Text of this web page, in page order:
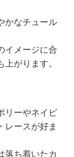
かなチュール
イメージに合
がります。
リーやネイビ
レースが好ま
落ち着いたカ